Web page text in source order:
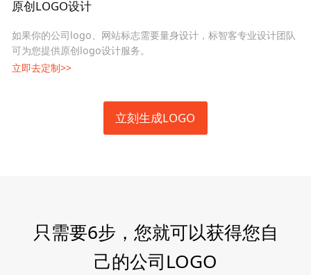
原创LOGO设计
如果你的公司logo、网站标志需要量身设计，标智客专业设计团队
可为您提供原创logo设计服务。
立即去定制>>
立刻生成LOGO
只需要6步，您就可以获得您自
己的公司LOGO